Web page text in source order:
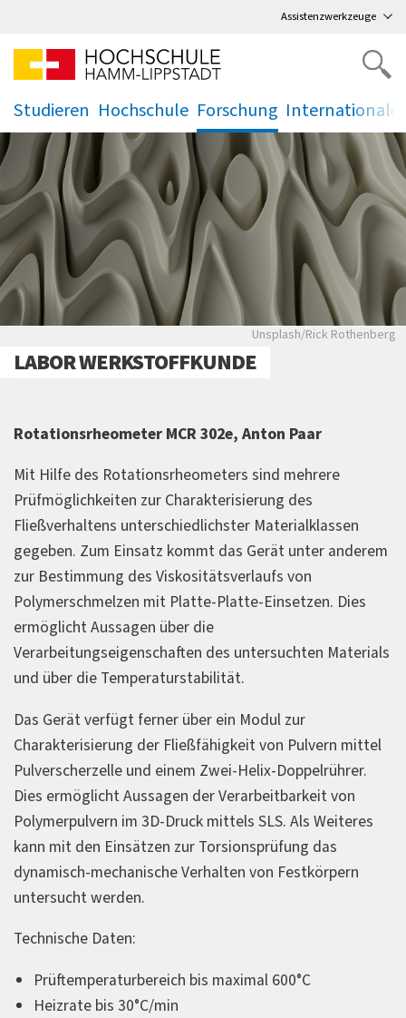
Assistenzwerkzeuge
Studieren
.
Hochschule
.
Forschung
. .
Unsplash/Rick
Unsplash/Rick Rothenberg
LABOR WERKSTOFFKUNDE
Rotationsrheometer MCR 302e, Anton Paar
Mit Hilfe des Rotationsrheometers sind mehrere
Prüfmöglichkeiten zur Charakterisierung des
Fließverhaltens unterschiedlichster Materialklassen
gegeben. Zum Einsatz kommt das Gerät unter anderem
zur Bestimmung des Viskositätsverlaufs von
Polymerschmelzen mit Platte-Platte-Einsetzen. Dies
ermöglicht Aussagen über die
Verarbeitungseigenschaften des untersuchten Materials
und über die Temperaturstabilität.
Das Gerät verfügt ferner über ein Modul zur
Charakterisierung der Fließfähigkeit von Pulvern mittel
Pulverscherzelle und einem Zwei-Helix-Doppelrührer.
Dies ermöglicht Aussagen der Verarbeitbarkeit von
Polymerpulvern im 3D-Druck mittels SLS. Als Weiteres
kann mit den Einsätzen zur Torsionsprüfung das
dynamisch-mechanische Verhalten von Festkörpern
untersucht werden.
Technische Daten:
Prüftemperaturbereich bis maximal 600°C
Heizrate bis 30°C/min